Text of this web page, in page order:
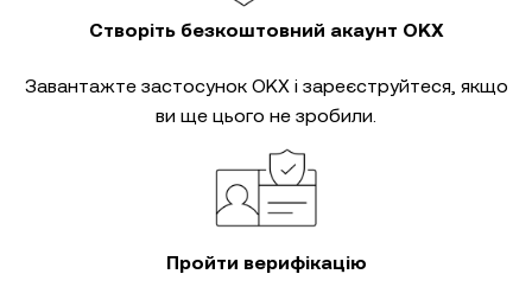
Створіть безкоштовний акаунт OKX
Завантажте застосунок OKX і зареєструйтеся, якщо
ви ще цього не зробили.
Пройти верифікацію